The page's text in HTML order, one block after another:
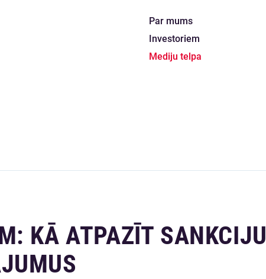
Par mums
Investoriem
Mediju telpa
KĀ ATPAZĪT SANKCIJU